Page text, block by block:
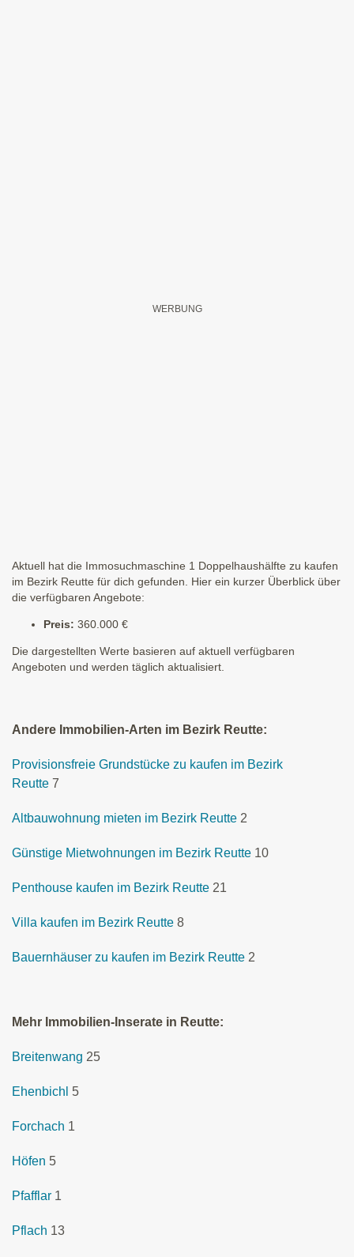
Aktuell hat die Immosuchmaschine 1 Doppelhaushälfte zu kaufen
im Bezirk Reutte für dich gefunden. Hier ein kurzer Überblick über
die verfügbaren Angebote:
Preis: 360.000 €
Die dargestellten Werte basieren auf aktuell verfügbaren
Angeboten und werden täglich aktualisiert.
Andere Immobilien-Arten im Bezirk Reutte:
Provisionsfreie Grundstücke zu kaufen im Bezirk
Reutte 7
Altbauwohnung mieten im Bezirk Reutte 2
Günstige Mietwohnungen im Bezirk Reutte 10
Penthouse kaufen im Bezirk Reutte 21
Villa kaufen im Bezirk Reutte 8
Bauernhäuser zu kaufen im Bezirk Reutte 2
Mehr Immobilien-Inserate in Reutte:
Breitenwang 25
Ehenbichl 5
Forchach 1
Höfen 5
Pfafflar 1
Pflach 13